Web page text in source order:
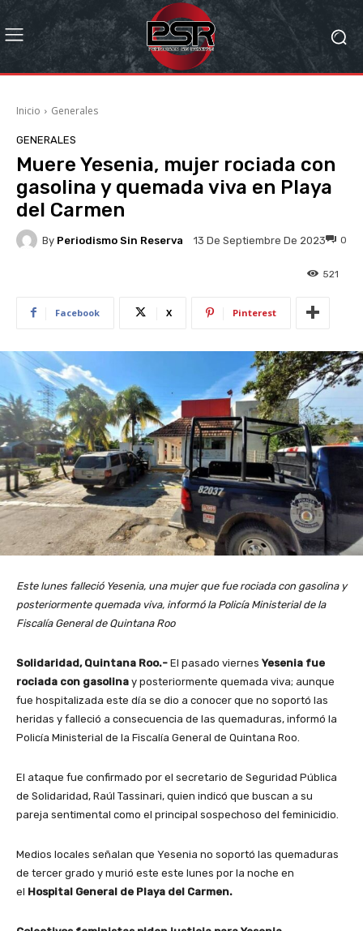
Inicio Generales
GENERALES
Muere Yesenia, mujer rociada con
gasolina y quemada viva en Playa
del Carmen
By Periodismo Sin Reserva 13 De Septiembre De 2023 0
521
Facebook X Pinterest
Este lunes falleció Yesenia, una mujer que fue rociada con gasolina y
posteriormente quemada viva, informó la Policía Ministerial de la
Fiscalía General de Quintana Roo
Solidaridad, Quintana Roo.- El pasado viernes Yesenia fue
rociada con gasolina y posteriormente quemada viva; aunque
fue hospitalizada este día se dio a conocer que no soportó las
heridas y falleció a consecuencia de las quemaduras, informó la
Policía Ministerial de la Fiscalía General de Quintana Roo.
El ataque fue confirmado por el secretario de Seguridad Pública
de Solidaridad, Raúl Tassinari, quien indicó que buscan a su
pareja sentimental como el principal sospechoso del feminicidio.
Medios locales señalan que Yesenia no soportó las quemaduras
de tercer grado y murió este este lunes por la noche en
el Hospital General de Playa del Carmen.